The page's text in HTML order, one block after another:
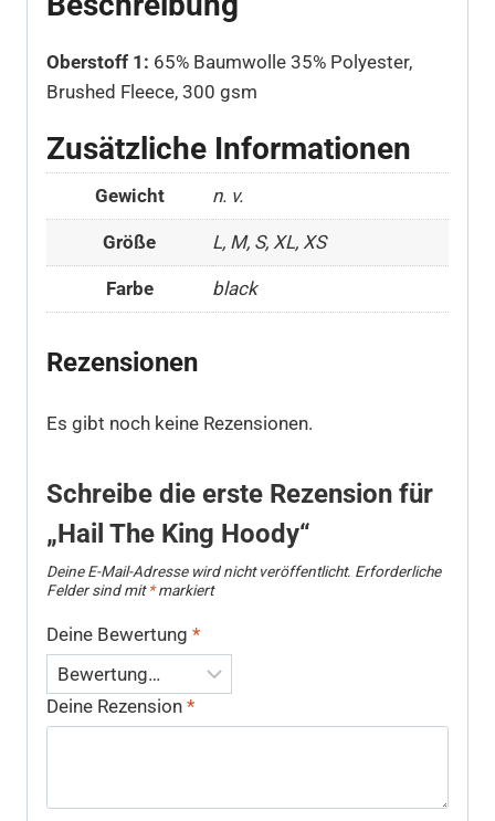
Oberstoff 1: 65% Baumwolle 35% Polyester,
Brushed Fleece, 300 gsm
Zusätzliche Informationen
Gewicht n. v.
Größe L, M, S, XL, XS
Farbe black
Rezensionen
Es gibt noch keine Rezensionen.
Schreibe die erste Rezension für
„Hail The King Hoody“
Deine E-Mail-Adresse wird nicht veröffentlicht. Erforderliche
Felder sind mit*markiert
Deine Bewertung *
Deine Rezension *